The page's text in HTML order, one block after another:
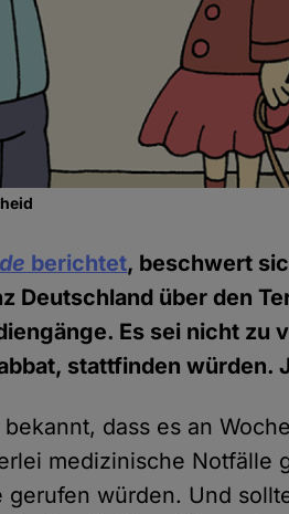
berichtet, beschwert
Deutschland über den
Es sei nicht zu
stattfinden würden.
dass es an
medizinische Notfälle
gerufen würden. Und